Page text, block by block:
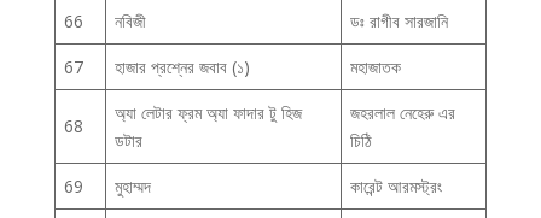
66
নবিজী
ডঃ রাগীব সারজানি
67
হাজার প্রশ্নের জবাব (১) মহাজাতক
68
অ্যা লেটার ফ্রম অ্যা ফাদার টু হিজ
ডটার
জহরলাল নেহেরু এর
চিঠি
69
মুহাম্মদ
কারেন্ট আরমস্ট্রং